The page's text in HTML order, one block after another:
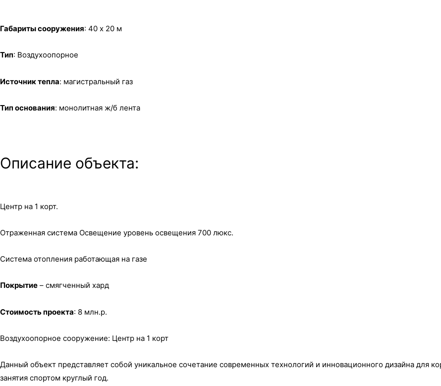
Габариты сооружения: 40 х 20 м
Тип: Воздухоопорное
Источник тепла: магистральный газ
Тип основания: монолитная ж/б лента
Описание объекта:
Центр на 1 корт.
Отраженная система Освещение уровень освещения 700 люкс.
Система отопления работающая на газе
Покрытие – смягченный хард
Стоимость проекта: 8 млн.р.
Воздухоопорное сооружение: Центр на 1 корт
Данный объект представляет собой уникальное сочетание современных технологий и инновационного дизайна для
занятия спортом круглый год.